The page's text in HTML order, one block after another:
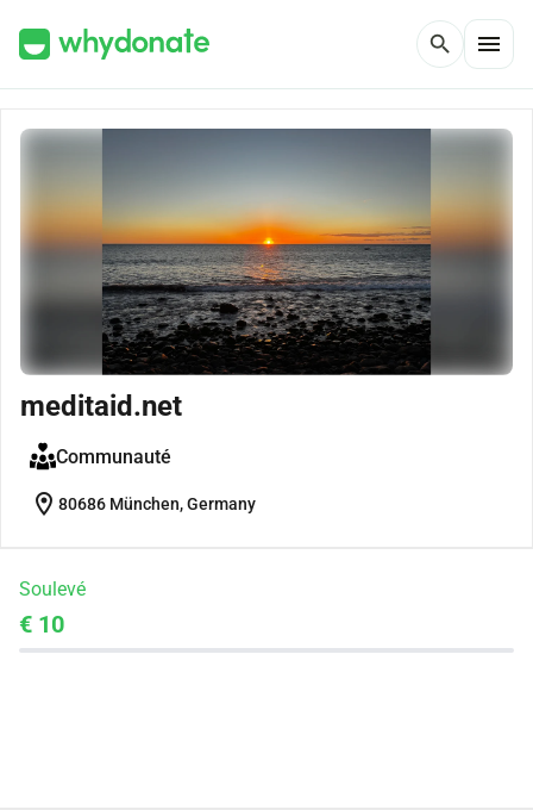
search menu
meditaid.net
Communauté
location_on 80686 München, Germany
Soulevé
€ 10